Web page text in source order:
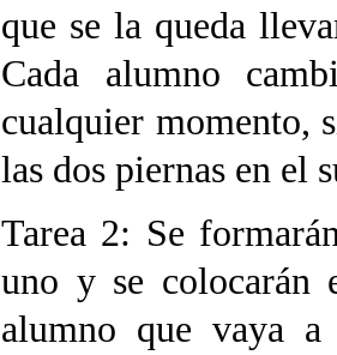
que se la queda
Cada alumno
cualquier momento,
las dos piernas en el
Tarea 2: Se
uno y se colocarán
alumno que vaya a